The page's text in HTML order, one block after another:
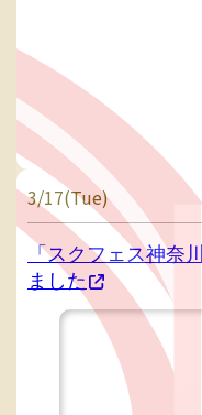
3/17(Tue)
「スクフェス神奈
ました